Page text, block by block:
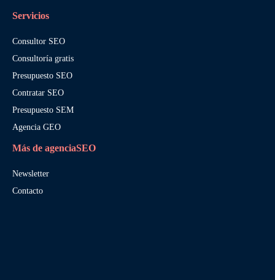
Servicios
Consultor SEO
Consultoría gratis
Presupuesto SEO
Contratar SEO
Presupuesto SEM
Agencia GEO
Más de agenciaSEO
Newsletter
Contacto